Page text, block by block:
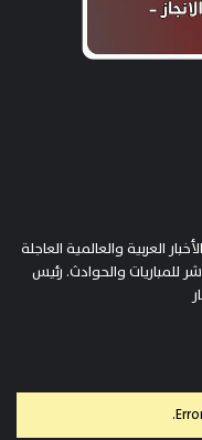
العربية والعالمية العاجلة
للمباريات والحوادث. رئيس